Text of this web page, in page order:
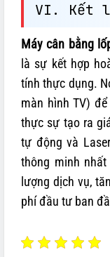
VI. Kết
Máy cân bằng
là sự kết hợp
tính thực dụng.
màn hình TV)
thực sự tạo ra
tự động và
thông minh
lượng dịch vụ,
phí đầu tư ban